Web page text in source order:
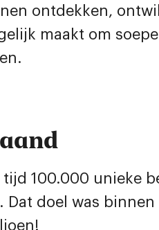
ontdekken,
maakt om
100.000 unieke
doel was binnen